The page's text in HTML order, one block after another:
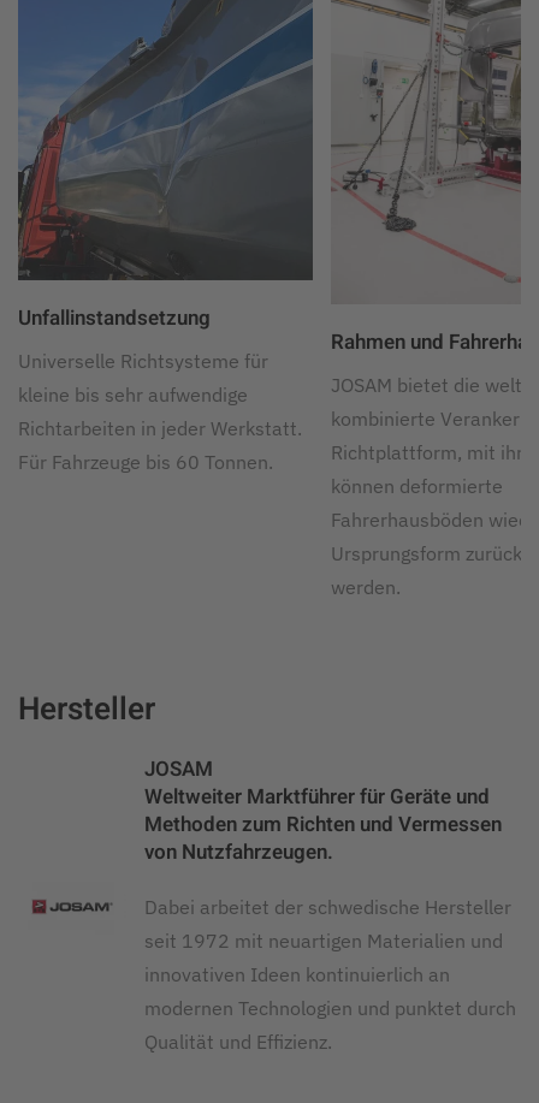
Unfallinstandsetzung
Universelle Richtsysteme für
kleine bis sehr aufwendige
Richtarbeiten in jeder Werkstatt.
Für Fahrzeuge bis 60 Tonnen.
Rahmen und
JOSAM bietet die
kombinierte
Richtplattform, mit
können deformierte
Fahrerhausböden
Ursprungsform
werden.
Hersteller
JOSAM
Weltweiter Marktführer für Geräte und
Methoden zum Richten und Vermessen
von Nutzfahrzeugen.
Dabei arbeitet der schwedische Hersteller
seit 1972 mit neuartigen Materialien und
innovativen Ideen kontinuierlich an
modernen Technologien und punktet durch
Qualität und Effizienz.